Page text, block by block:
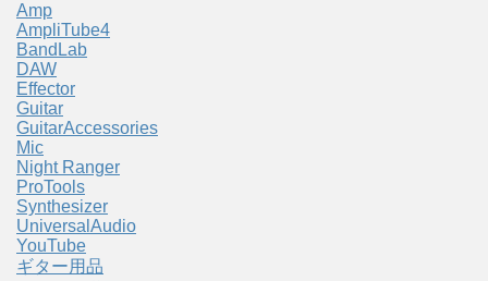
Amp
AmpliTube4
BandLab
DAW
Effector
Guitar
GuitarAccessories
Mic
Night Ranger
ProTools
Synthesizer
UniversalAudio
YouTube
ギター用品